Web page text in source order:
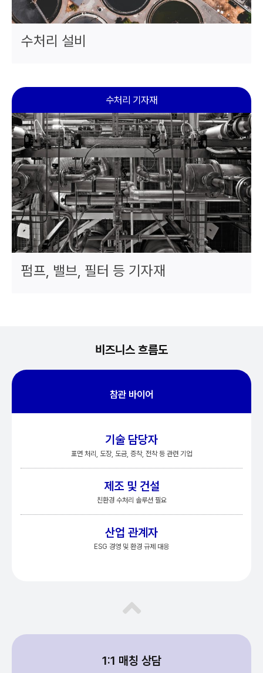
수처리 설비
수처리 기자재
펌프, 밸브, 필터 등 기자재
비즈니스 흐름도
참관 바이어
기술 담당자
표면 처리, 도장, 도금, 증착, 전착 등 관련 기업
제조 및 건설
친환경 수처리 솔루션 필요
산업 관계자
ESG 경영 및 환경 규제 대응
1:1 매칭 상담